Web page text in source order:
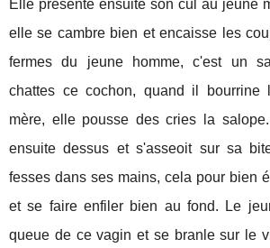
Elle présente ensuite son cul au jeune
elle se cambre bien et encaisse les
fermes du jeune homme, c'est un
chattes ce cochon, quand il bourrine
mère, elle pousse des cries la
ensuite dessus et s'asseoit sur sa
fesses dans ses mains, cela pour bien
et se faire enfiler bien au fond. Le
queue de ce vagin et se branle sur le